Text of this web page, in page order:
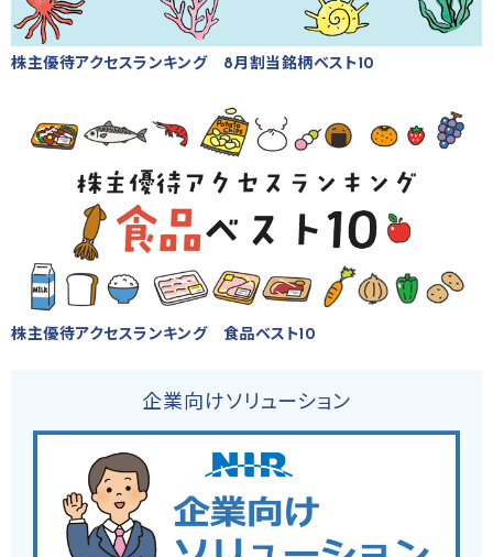
株主優待アクセスランキング 8月割当銘柄ベスト10
株主優待アクセスランキング 食品ベスト10
企業向けソリューション